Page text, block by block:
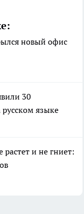
новый офис
30
языке
и не гниет: